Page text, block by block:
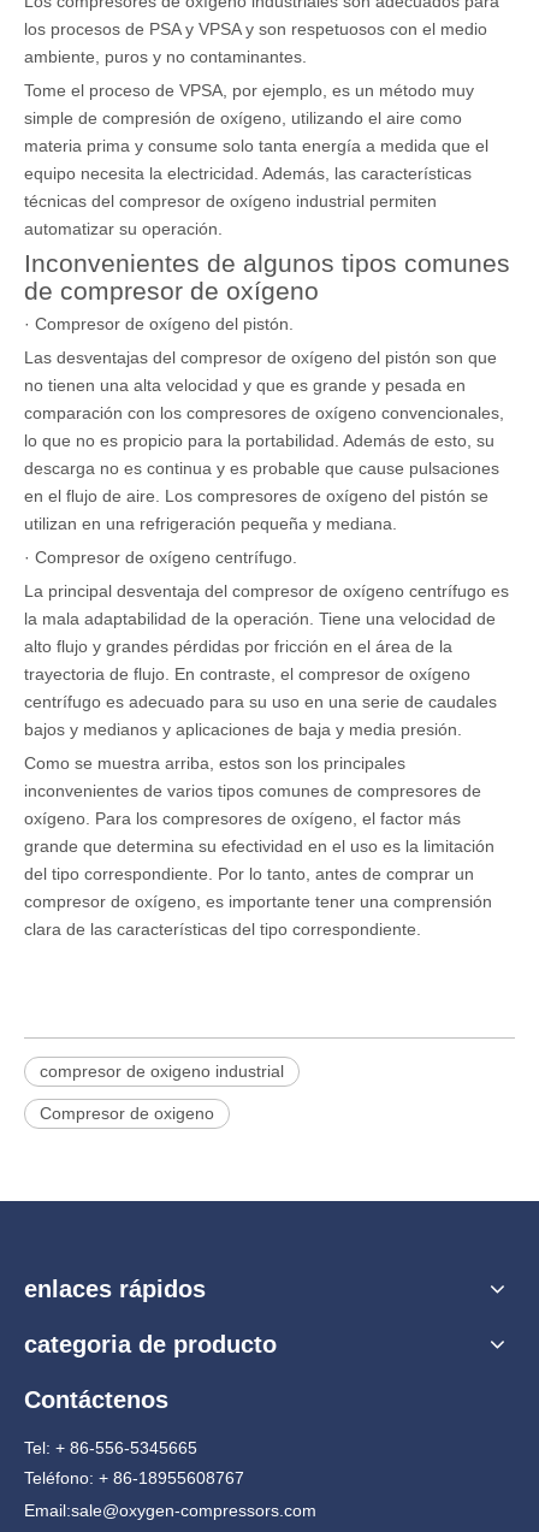
los procesos de PSA y VPSA y son respetuosos con el medio
ambiente, puros y no contaminantes.
Tome el proceso de VPSA, por ejemplo, es un método muy
simple de compresión de oxígeno, utilizando el aire como
materia prima y consume solo tanta energía a medida que el
equipo necesita la electricidad. Además, las características
técnicas del compresor de oxígeno industrial permiten
automatizar su operación.
Inconvenientes de algunos tipos comunes
de compresor de oxígeno
· Compresor de oxígeno del pistón.
Las desventajas del compresor de oxígeno del pistón son que
no tienen una alta velocidad y que es grande y pesada en
comparación con los compresores de oxígeno convencionales,
lo que no es propicio para la portabilidad. Además de esto, su
descarga no es continua y es probable que cause pulsaciones
en el flujo de aire. Los compresores de oxígeno del pistón se
utilizan en una refrigeración pequeña y mediana.
· Compresor de oxígeno centrífugo.
La principal desventaja del compresor de oxígeno centrífugo es
la mala adaptabilidad de la operación. Tiene una velocidad de
alto flujo y grandes pérdidas por fricción en el área de la
trayectoria de flujo. En contraste, el compresor de oxígeno
centrífugo es adecuado para su uso en una serie de caudales
bajos y medianos y aplicaciones de baja y media presión.
Como se muestra arriba, estos son los principales
inconvenientes de varios tipos comunes de compresores de
oxígeno. Para los compresores de oxígeno, el factor más
grande que determina su efectividad en el uso es la limitación
del tipo correspondiente. Por lo tanto, antes de comprar un
compresor de oxígeno, es importante tener una comprensión
clara de las características del tipo correspondiente.
compresor de oxigeno industrial
Compresor de oxigeno
enlaces rápidos
categoria de producto
Contáctenos
Tel: + 86-556-5345665
Teléfono: + 86-18955608767
Email:sale@oxygen-compressors.com